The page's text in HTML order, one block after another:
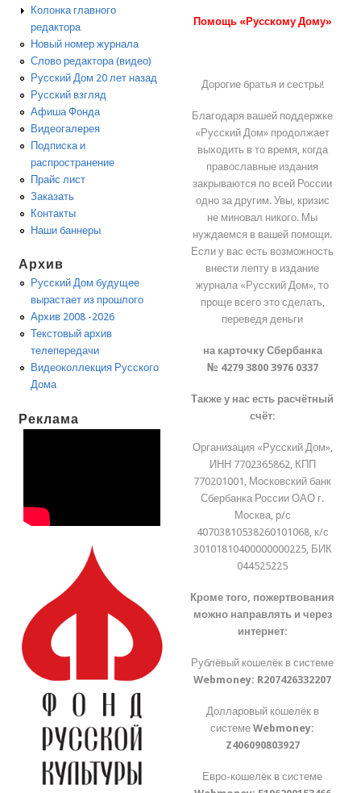
Колонка главного
редактора
Новый номер журнала
Слово редактора (видео)
Русский Дом 20 лет назад
Русский взгляд
Афиша Фонда
Видеогалерея
Подписка и
распространение
Прайс лист
Заказать
Контакты
Наши баннеры
Архив
Русский Дом будущее
вырастает из прошлого
Архив 2008 -2026
Текстовый архив
телепередачи
Видеоколлекция Русского
Дома
Реклама
Помощь «Русскому Дому»
Дорогие братья и сестры!
Благодаря вашей поддержке
«Русский Дом» продолжает
выходить в то время, когда
православные издания
закрываются по всей России
одно за другим. Увы, кризис
не миновал никого. Мы
нуждаемся в вашей помощи.
Если у вас есть возможность
внести лепту в издание
журнала «Русский Дом», то
проще всего это сделать,
переведя деньги
на карточку Сбербанка
№ 4279 3800 3976 0337
Также у нас есть расчётный
счёт:
Организация «Русский Дом»,
ИНН 7702365862, КПП
770201001, Московский банк
Сбербанка России ОАО г.
Москва, р/с
40703810538260101068, к/с
30101810400000000225, БИК
044525225
Кроме того, пожертвования
можно направлять и через
интернет:
Рублёвый кошелёк в системе
Webmoney: R207426332207
Долларовый кошелёк в
системеWebmoney:
Z406090803927
Евро-кошелёк в системе